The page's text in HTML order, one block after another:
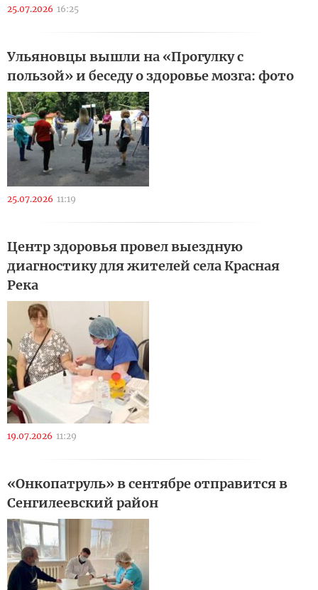
25.07.2026 16:25
Ульяновцы вышли на «Прогулку с
пользой» и беседу о здоровье мозга: фото
25.07.2026 11:19
Центр здоровья провел выездную
диагностику для жителей села Красная
Река
19.07.2026 11:29
«Онкопатруль» в сентябре отправится в
Сенгилеевский район